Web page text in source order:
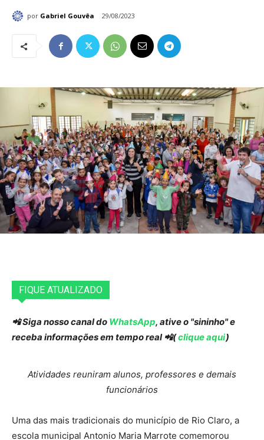
por Gabriel Gouvêa 29/08/2023
FIQUE ATUALIZADO
📲 Siga nosso canal do WhatsApp, ative o "sininho" e
receba informações em tempo real 📲(clique aqui)
Atividades reuniram alunos, professores e demais
funcionários
Uma das mais tradicionais do município de Rio Claro, a
escola municipal Antonio Maria Marrote comemorou